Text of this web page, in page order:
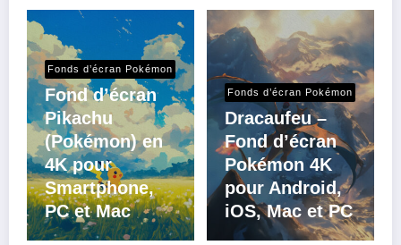
Fonds d’écran Pokémon
Fond d’écran
Pikachu
(Pokémon) en
4K pour
Smartphone,
PC et Mac
Fonds d’écran Pokémon
Dracaufeu –
Fond d’écran
Pokémon 4K
pour Android,
iOS, Mac et PC